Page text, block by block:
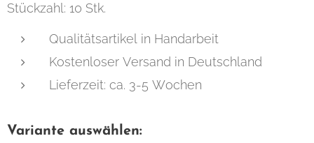
Stückzahl: 10 Stk.
Qualitätsartikel in Handarbeit
Kostenloser Versand in Deutschland
Lieferzeit: ca. 3-5 Wochen
Variante auswählen: